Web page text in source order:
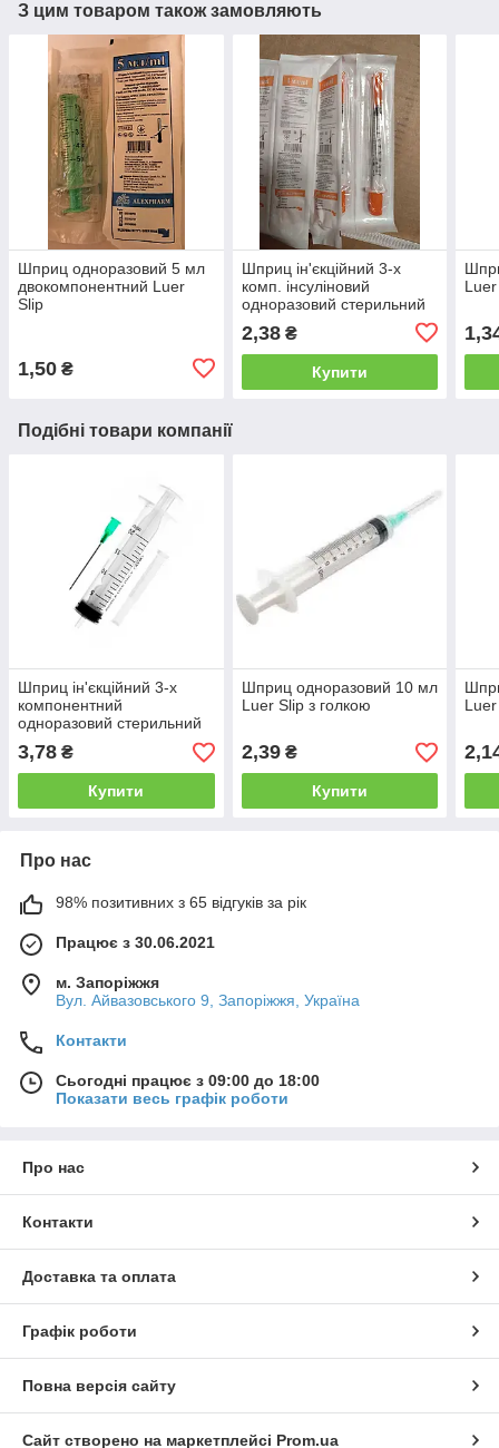
З цим товаром також замовляють
Шприц одноразовий 5 мл
двокомпонентний Luer
Slip
1,50 ₴
Шприц ін'єкційний 3-х
комп. інсуліновий
одноразовий стерильний
"ALEXPHARM" 1мл U-100
з ІНТЕГРОВАНОЮ голкою
30 G
2,38₴
Купити
Подібні товари компанії
Шприц ін'єкційний 3-х
компонентний
одноразовий стерильний
"ALEXPHARM" 20 мл Luer
Slip з голкою, 21G (0,8x40
мм)
3,78 ₴
Купити
Шприц одноразовий 10 мл
Luer Slip з голкою
2,39₴
Купити
Про нас
98% позитивних з 65 відгуків за рік
Працює з 30.06.2021
м. Запоріжжя
Вул. Айвазовського 9, Запоріжжя, Україна
Контакти
Сьогодні працює з 09:00 до 18:00
Показати весь графік роботи
Про нас
Контакти
Доставка та оплата
Графік роботи
Повна версія сайту
Сайт створено на маркетплейсі Prom.ua